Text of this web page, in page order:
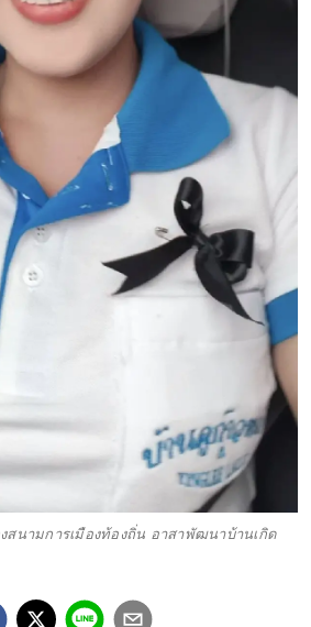
สนามการเมืองท้องถิ่น อาสาพัฒนาบ้านเกิด